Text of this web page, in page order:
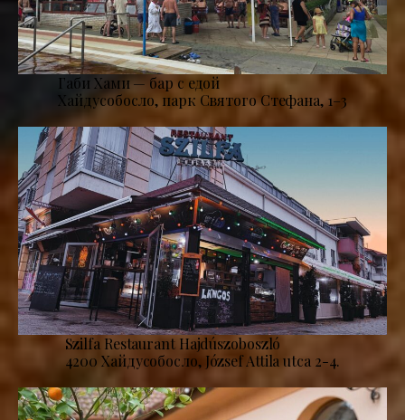
Габи Хами — бар с едой
Хайдусобосло, парк Святого Стефана, 1–3
Szilfa Restaurant Hajdúszoboszló
4200 Хайдусобосло, József Attila utca 2-4.